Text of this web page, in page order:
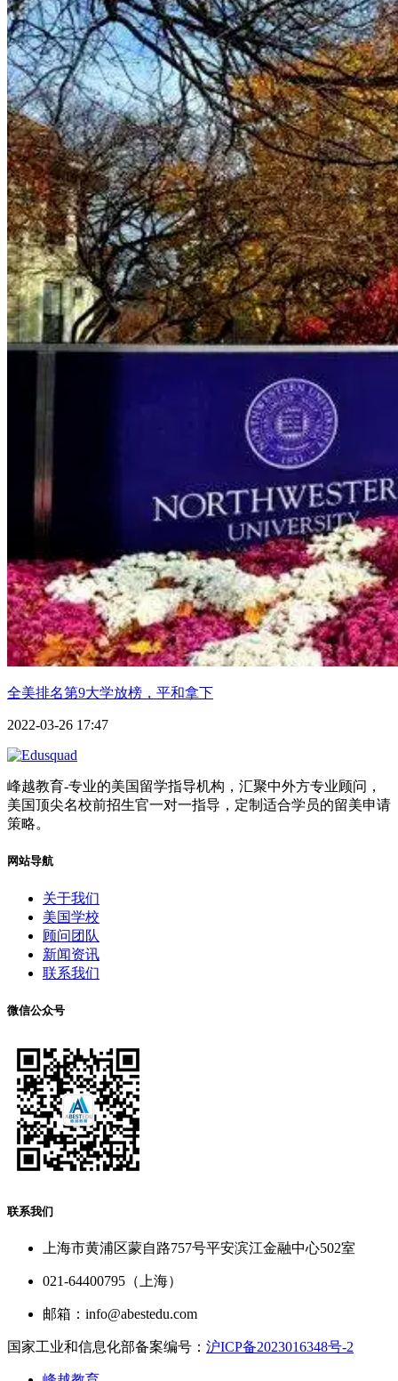
全美排名第9大学放榜，平和拿下
2022-03-26 17:47
峰越教育-专业的美国留学指导机构，汇聚中外方专业顾问，
美国顶尖名校前招生官一对一指导，定制适合学员的留美申请
策略。
网站导航
关于我们
美国学校
顾问团队
新闻资讯
联系我们
微信公众号
联系我们
上海市黄浦区蒙自路757号平安滨江金融中心502室
021-64400795（上海）
邮箱：info@abestedu.com
国家工业和信息化部备案编号： 沪ICP备2023016348号-2